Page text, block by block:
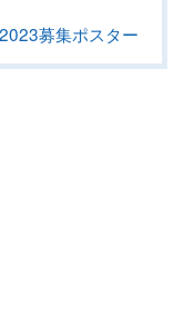
募集ポスター